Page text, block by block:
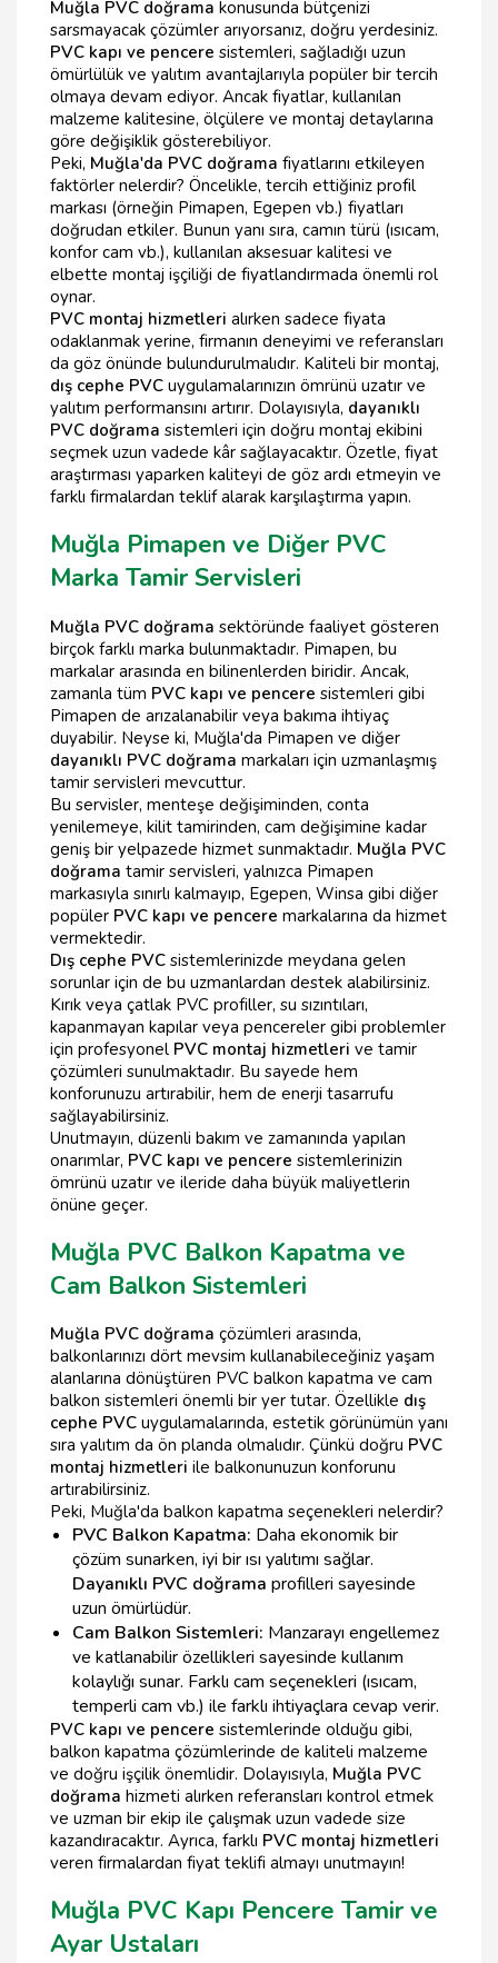
Muğla PVC doğrama konusunda bütçenizi
sarsmayacak çözümler arıyorsanız, doğru yerdesiniz.
PVC kapı ve pencere sistemleri, sağladığı uzun
ömürlülük ve yalıtım avantajlarıyla popüler bir tercih
olmaya devam ediyor. Ancak fiyatlar, kullanılan
malzeme kalitesine, ölçülere ve montaj detaylarına
göre değişiklik gösterebiliyor.
Peki, Muğla'da PVC doğrama fiyatlarını etkileyen
faktörler nelerdir? Öncelikle, tercih ettiğiniz profil
markası (örneğin Pimapen, Egepen vb.) fiyatları
doğrudan etkiler. Bunun yanı sıra, camın türü (ısıcam,
konfor cam vb.), kullanılan aksesuar kalitesi ve
elbette montaj işçiliği de fiyatlandırmada önemli rol
oynar.
PVC montaj hizmetleri alırken sadece fiyata
odaklanmak yerine, firmanın deneyimi ve referansları
da göz önünde bulundurulmalıdır. Kaliteli bir montaj,
dış cephe PVC uygulamalarınızın ömrünü uzatır ve
yalıtım performansını artırır. Dolayısıyla, dayanıklı
PVC doğrama sistemleri için doğru montaj ekibini
seçmek uzun vadede kâr sağlayacaktır. Özetle, fiyat
araştırması yaparken kaliteyi de göz ardı etmeyin ve
farklı firmalardan teklif alarak karşılaştırma yapın.
Muğla Pimapen ve Diğer PVC
Marka Tamir Servisleri
Muğla PVC doğrama sektöründe faaliyet gösteren
birçok farklı marka bulunmaktadır. Pimapen, bu
markalar arasında en bilinenlerden biridir. Ancak,
zamanla tüm PVC kapı ve pencere sistemleri gibi
Pimapen de arızalanabilir veya bakıma ihtiyaç
duyabilir. Neyse ki, Muğla'da Pimapen ve diğer
dayanıklı PVC doğrama markaları için uzmanlaşmış
tamir servisleri mevcuttur.
Bu servisler, menteşe değişiminden, conta
yenilemeye, kilit tamirinden, cam değişimine kadar
geniş bir yelpazede hizmet sunmaktadır. Muğla PVC
doğrama tamir servisleri, yalnızca Pimapen
markasıyla sınırlı kalmayıp, Egepen, Winsa gibi diğer
popüler PVC kapı ve pencere markalarına da hizmet
vermektedir.
Dış cephe PVC sistemlerinizde meydana gelen
sorunlar için de bu uzmanlardan destek alabilirsiniz.
Kırık veya çatlak PVC profiller, su sızıntıları,
kapanmayan kapılar veya pencereler gibi problemler
için profesyonel PVC montaj hizmetleri ve tamir
çözümleri sunulmaktadır. Bu sayede hem
konforunuzu artırabilir, hem de enerji tasarrufu
sağlayabilirsiniz.
Unutmayın, düzenli bakım ve zamanında yapılan
onarımlar, PVC kapı ve pencere sistemlerinizin
ömrünü uzatır ve ileride daha büyük maliyetlerin
önüne geçer.
Muğla PVC Balkon Kapatma ve
Cam Balkon Sistemleri
Muğla PVC doğrama çözümleri arasında,
balkonlarınızı dört mevsim kullanabileceğiniz yaşam
alanlarına dönüştüren PVC balkon kapatma ve cam
balkon sistemleri önemli bir yer tutar. Özellikle dış
cephe PVC uygulamalarında, estetik görünümün yanı
sıra yalıtım da ön planda olmalıdır. Çünkü doğru PVC
montaj hizmetleri ile balkonunuzun konforunu
artırabilirsiniz.
Peki, Muğla'da balkon kapatma seçenekleri nelerdir?
PVC Balkon Kapatma: Daha ekonomik bir
çözüm sunarken, iyi bir ısı yalıtımı sağlar.
Dayanıklı PVC doğrama profilleri sayesinde
uzun ömürlüdür.
Cam Balkon Sistemleri: Manzarayı engellemez
ve katlanabilir özellikleri sayesinde kullanım
kolaylığı sunar. Farklı cam seçenekleri (ısıcam,
temperli cam vb.) ile farklı ihtiyaçlara cevap verir.
PVC kapı ve pencere sistemlerinde olduğu gibi,
balkon kapatma çözümlerinde de kaliteli malzeme
ve doğru işçilik önemlidir. Dolayısıyla, Muğla PVC
doğrama hizmeti alırken referansları kontrol etmek
ve uzman bir ekip ile çalışmak uzun vadede size
kazandıracaktır. Ayrıca, farklı PVC montaj hizmetleri
veren firmalardan fiyat teklifi almayı unutmayın!
Muğla PVC Kapı Pencere Tamir ve
Ayar Ustaları